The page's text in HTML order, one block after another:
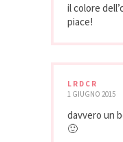
il colore
piace!
LRDCR
1 GIUGNO 2015
davvero un
🙂